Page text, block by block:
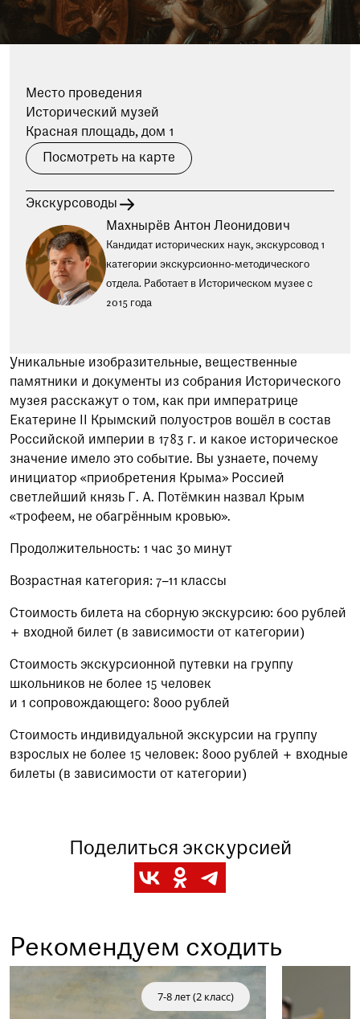
мнение поможет нам стать лучше!
Пройти опрос
Заказать данную экскурсию можно по телефону
+7 (495) 692-37-31
Или написав нам на почту
Уникальные изобразительные, вещественные
памятники и документы из собрания Исторического
музея расскажут о том, как при императрице
Екатерине II Крымский полуостров вошёл в состав
Российской империи в 1783 г. и какое историческое
значение имело это событие. Вы узнаете, почему
инициатор «приобретения Крыма» Россией
светлейший князь Г. А. Потёмкин назвал Крым
«трофеем, не обагрённым кровью».
Продолжительность: 1 час 30 минут
Возрастная категория: 7–11 классы
Стоимость билета на сборную экскурсию: 600 рублей
+ входной билет (в зависимости от категории)
Стоимость экскурсионной путевки на группу
школьников не более 15 человек
и 1 сопровождающего: 8000 рублей
Стоимость индивидуальной экскурсии на группу
взрослых не более 15 человек: 8000 рублей + входные
билеты (в зависимости от категории)
Место проведения
Исторический музей
Красная площадь, дом 1
Посмотреть на карте
Экскурсоводы
Махнырёв Антон Леонидович
Кандидат исторических наук, экскурсовод 1
категории экскурсионно-методического
отдела. Работает в Историческом музее с
2015 года
Поделиться экскурсией
Рекомендуем сходить
7-8 лет (2 класс)